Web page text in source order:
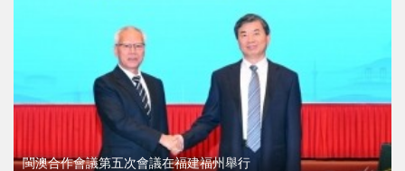
閩澳合作會議第五次會議在福建福州舉行